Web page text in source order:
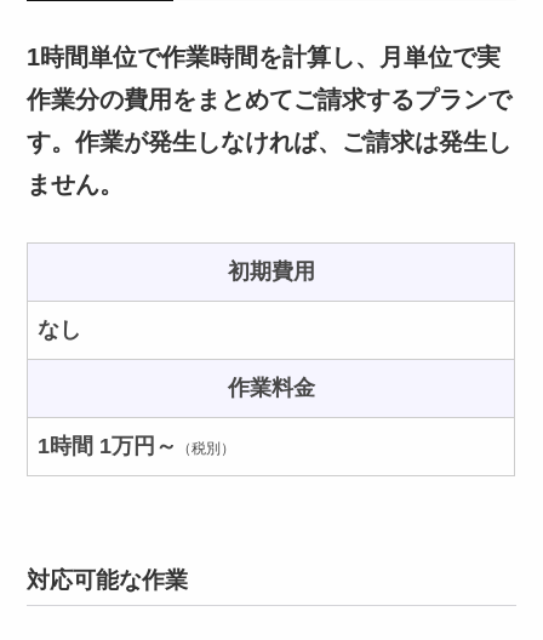
1時間単位で作業時間を計算し、月単位で実
作業分の費用をまとめてご請求するプランで
す。作業が発生しなければ、ご請求は発生し
ません。
初期費用
なし
作業料金
1時間 1万円～ （税別）
対応可能な作業